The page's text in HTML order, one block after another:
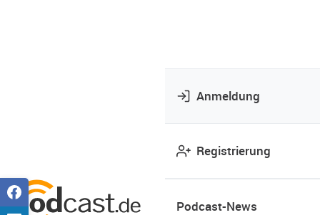
Anmeldung
Registrierung
Podcast-News